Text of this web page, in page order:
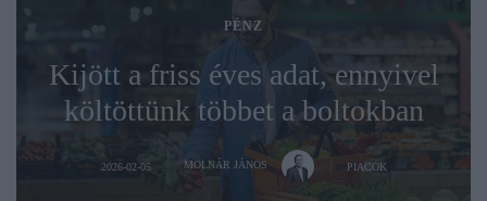
PÉNZ
Kijött a friss éves adat, ennyivel
költöttünk többet a boltokban
2026-02-05 MOLNÁR JÁNOS PIACOK